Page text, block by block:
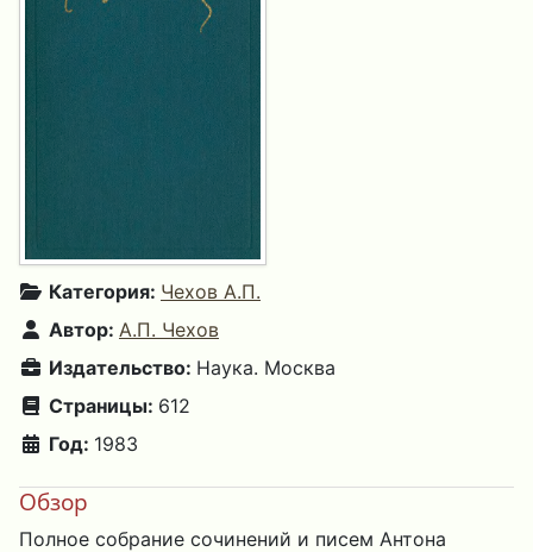
Категория: Чехов А.П.
Автор: А.П. Чехов
Издательство: Наука. Москва
Страницы: 612
Год: 1983
Обзор
Полное собрание сочинений и писем Антона